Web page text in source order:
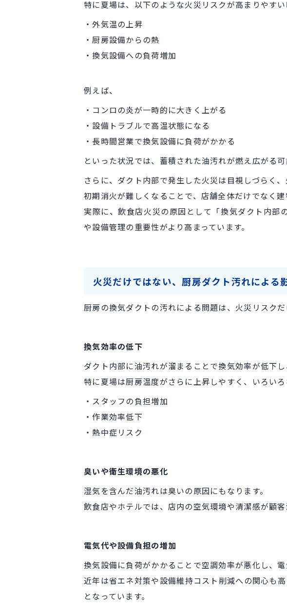
特に夏場は、以下のような火災リスクが高まりやすい
・外気温の上昇
・厨房設備からの熱
・換気設備への負荷増加
例えば、
・コンロの炎が一時的に大きく上がる
・設備トラブルで高温状態になる
・長時間営業で換気設備に負荷がかかる
といった状況では、蓄積された油汚れが燃え広がる可
さらに、ダクト内部で発生した火災は目視しづらく
初期消火が難しくなることで、店舗全体だけでなく
実際に、飲食店火災の原因として「換気ダクト内
や設備管理の重要性がより高まっています。
火災だけではない、厨房ダクト汚れによる
厨房の換気ダクトの汚れによる問題は、火災リスクだ
換気効率の低下
ダクト内部に油汚れが溜まることで換気効率が低下
特に夏場は厨房温度がさらに上昇しやすく、いろいろ
・スタッフの負担増加
・作業効率低下
・熱中症リスク
臭いや衛生環境の悪化
湿気を含んだ油汚れは臭いの原因にもなります。
飲食店やホテルでは、店内の空気環境や清潔感が顧
電気代や設備負担の増加
換気設備に負荷がかかることで空調効率が悪化し、
近年は省エネ対策や設備維持コスト削減への関心も
となっています。